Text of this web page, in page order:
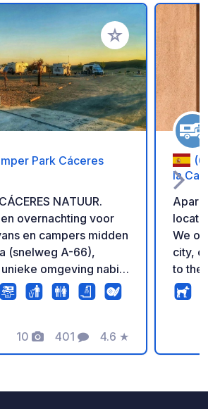
Voeg toe aan je
Park Cáceres
NATUUR.
overnachting voor
en campers midden
(snelweg A-66),
omgeving nabij
Park Monfragüe.
60m2, elektriciteit,
snacks, eten en
petanque,
10
Foto's
401
Commentaren
4.6
Beoordeling
★
la
We
city,
to the
car